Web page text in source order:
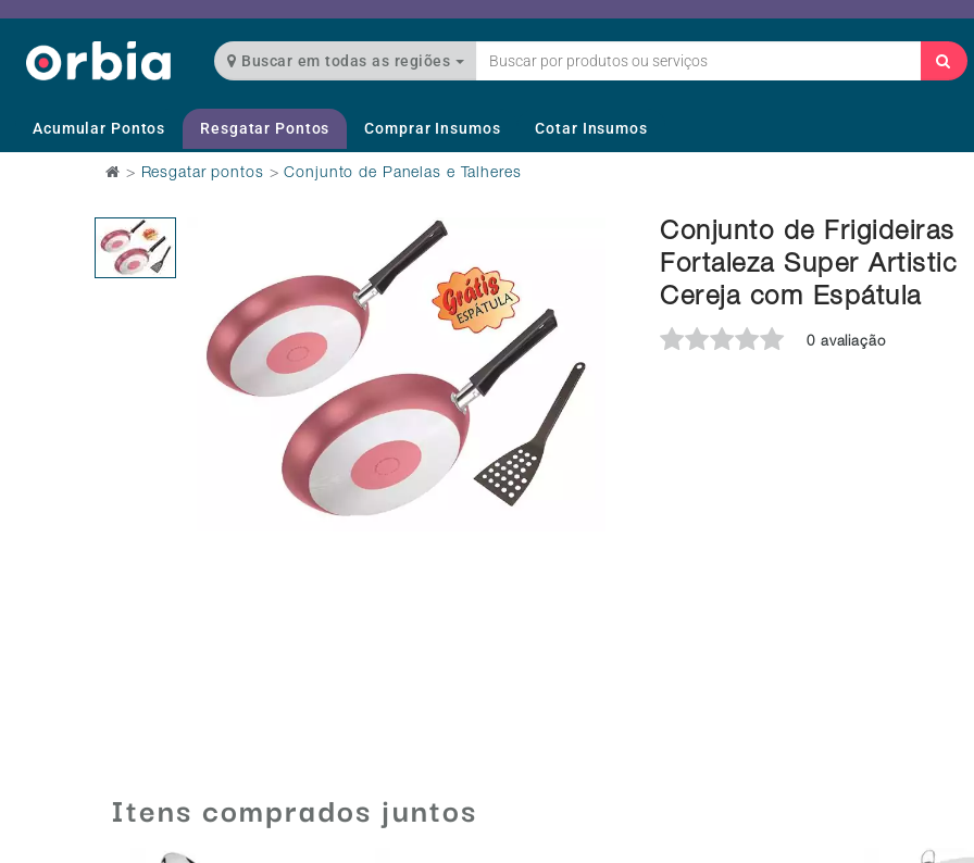
Buscar em todas as regiões
Acumular Pontos Resgatar Pontos Comprar Insumos Cotar Insumos
> Resgatar pontos >Conjunto de Panelas e Talheres
Conjunto de Frigideiras
Fortaleza Super Artistic
Cereja com Espátula
0 avaliação
Itens comprados juntos